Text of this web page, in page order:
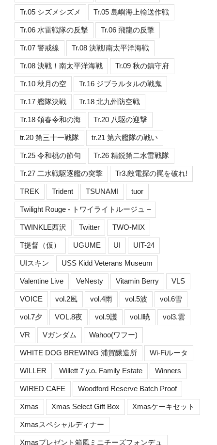
Tr.05 シズメシズメ Tr.05 島嶼海上輸送作戦
Tr.06 水雷戦隊の反撃 Tr.06 飛龍の反撃
Tr.07 警戒線 Tr.08 決戦!南太平洋海戦
Tr.08 決戦！南太平洋海戦 Tr.09 秋の鎮守府
Tr.10 秋月の空 Tr.16 ジブラルタルの戦鬼
Tr.17 艦隊決戦 Tr.18 北九州防空戦
Tr.18 頌春令和の海 Tr.20 八駆の迎撃
tr.20 第三十一戦隊 tr.21 第六艦隊の戦い
Tr.25 令和桃の節句 Tr.26 精鋭第二水雷戦隊
Tr.27 二水戦駆逐艦の突撃 Tr3.敵電探の罠を破れ!
TREK Trident TSUNAMI tuor
Twilight Rouge - トワイライトルージュ –
TWINKLE西沢 Twitter TWO-MIX
T提督（仮） UGUME UI UIT-24
UIスキン USS Kidd Veterans Museum
Valentine Live VeNesty Vitamin Berry VLS
VOICE vol.2風 vol.4雨 vol.5波 vol.6雪
vol.7夕 VOL.8夜 vol.9護 vol.I暁 vol3.雲
VR Vガンダム Wahoo(ワフー)
WHITE DOG BREWING 浦賀醸造所 Wi-Fiルータ
WILLER Willett 7 y.o. Family Estate Winners
WIRED CAFE Woodford Reserve Batch Proof
Xmas Xmas Select Gift Box Xmasケーキセット
Xmasスペシャルディナー
Xmasプレゼント箱風ミニチーズフォンデュ